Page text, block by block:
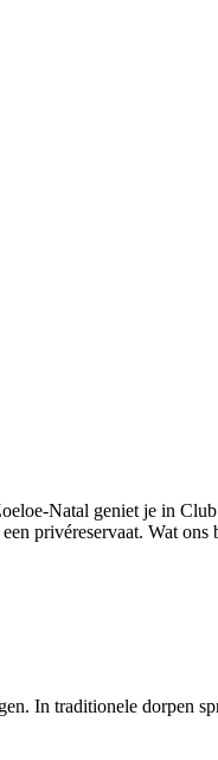
Natal geniet je in
privéreservaat. Wat ons
In traditionele dorpen